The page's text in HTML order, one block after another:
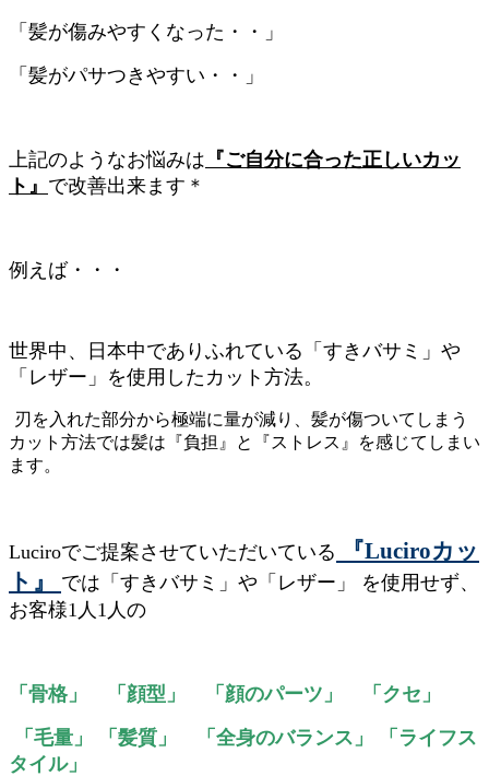
「髪が傷みやすくなった・・」
「髪がパサつきやすい・・」
上記のようなお悩みは 『ご自分に合った正しいカッ
ト』 で改善出来ます＊
例えば・・・
世界中、日本中でありふれている「すきバサミ」や
「レザー」を使用したカット方法。
刃を入れた部分から極端に量が減り、髪が傷ついてしまう
カット方法では髪は『負担』と『ストレス』を感じてしまい
ます。
Luciroでご提案させていただいている
『Luciroカッ
ト』
では「すきバサミ」や「レザー」 を使用せず、
お客様1人1人の
「骨格」 「顔型」 「顔のパーツ」 「クセ」
「毛量」 「髪質」 「全身のバランス」 「ライフス
タイル」